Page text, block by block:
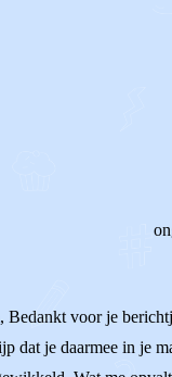
Bedankt voor je
dat je daarmee in je